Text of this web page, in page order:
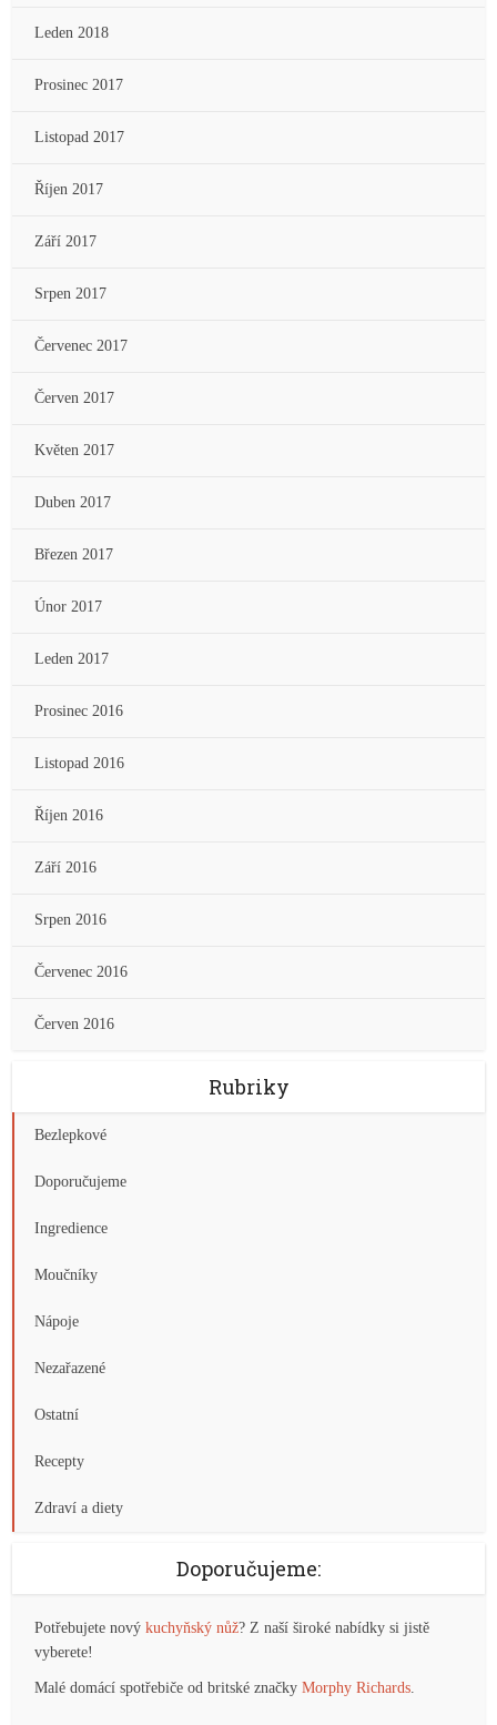
Leden 2018
Prosinec 2017
Listopad 2017
Říjen 2017
Září 2017
Srpen 2017
Červenec 2017
Červen 2017
Květen 2017
Duben 2017
Březen 2017
Únor 2017
Leden 2017
Prosinec 2016
Listopad 2016
Říjen 2016
Září 2016
Srpen 2016
Červenec 2016
Červen 2016
Rubriky
Bezlepkové
Doporučujeme
Ingredience
Moučníky
Nápoje
Nezařazené
Ostatní
Recepty
Zdraví a diety
Doporučujeme:
Potřebujete novýkuchyňský nůž? Z naší široké nabídky si jistě
vyberete!
Malé domácí spotřebiče od britské značkyMorphy Richards.